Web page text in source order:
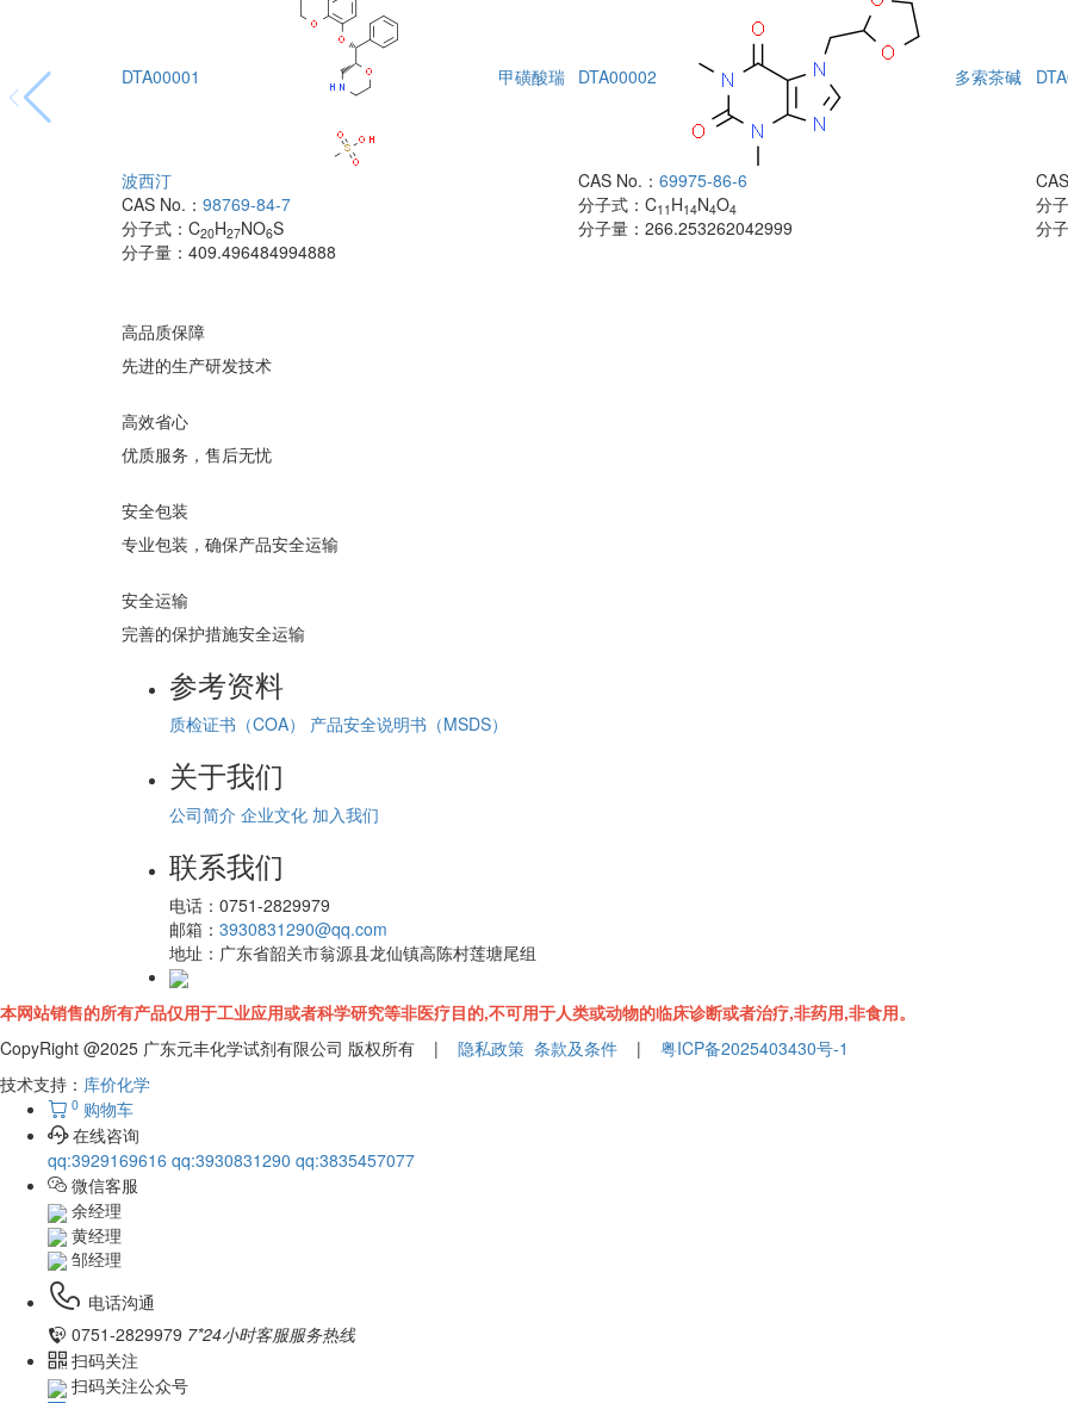
DTA00001 甲磺酸瑞
波西汀
CAS No.： 98769-84-7
分子式： C20H27NO6S
分子量： 409.496484994888
DTA00002 多索茶碱
CAS No.：69975-86-6
分子式：C11 H14N4O4
分子量：266.253262042999
分
分
高品质保障
先进的生产研发技术
高效省心
优质服务，售后无忧
安全包装
专业包装，确保产品安全运输
安全运输
完善的保护措施安全运输
参考资料
质检证书（COA） 产品安全说明书（MSDS）
关于我们
公司简介 企业文化 加入我们
联系我们
电话： 0751-2829979
邮箱： 3930831290@qq.com
地址： 广东省韶关市翁源县龙仙镇高陈村莲塘尾组
本网站销售的所有产品仅用于工业应用或者科学研究等非医疗目的,不可用于人类或动物的临床诊断或者治疗,非药用,非食用。
CopyRight @2025 广东元丰化学试剂有限公司 版权所有 | 隐私政策 条款及条件 | 粤ICP备2025403430号-1
技术支持： 库价化学
0 购物车
在线咨询
qq:3929169616 qq:3930831290 qq:3835457077
微信客服
余经理
黄经理
邹经理
电话沟通
0751-2829979 7*24小时客服服务热线
扫码关注
扫码关注公众号